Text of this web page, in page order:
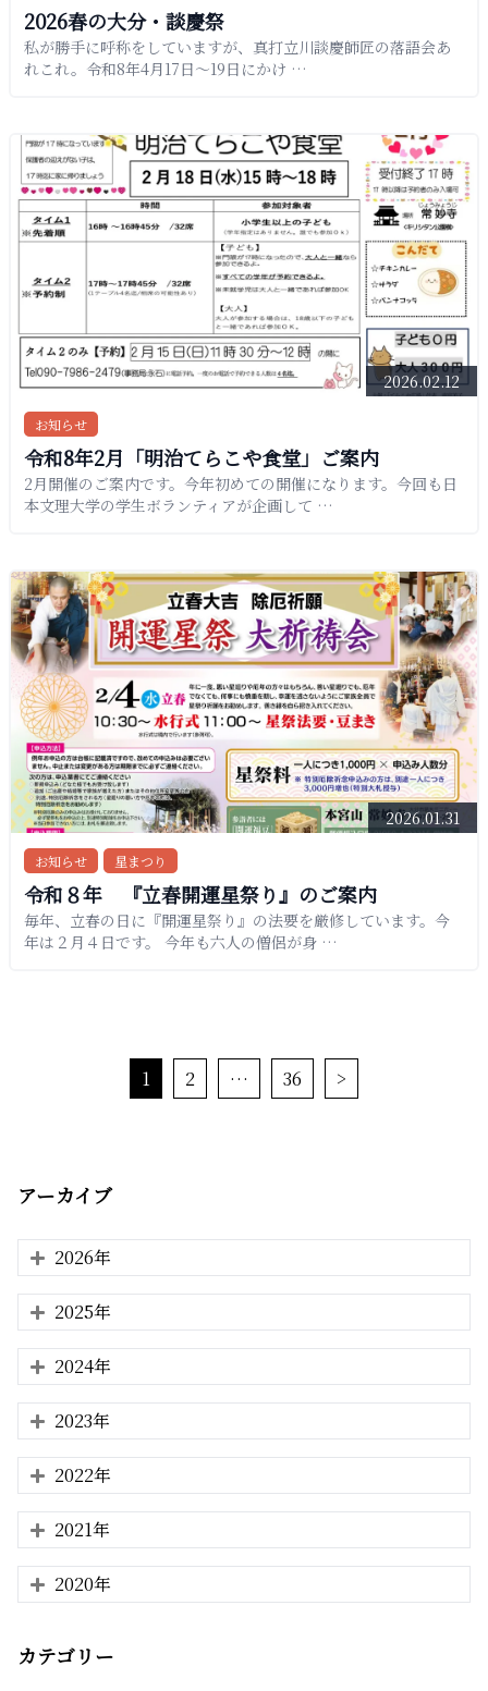
2026春の大分・談慶祭
私が勝手に呼称をしていますが、真打立川談慶師匠の落語会あ
れこれ。令和8年4月17日〜19日にかけ …
2026.02.12
お知らせ
令和8年2月「明治てらこや食堂」ご案内
2月開催のご案内です。今年初めての開催になります。今回も日
本文理大学の学生ボランティアが企画して …
2026.01.31
お知らせ 星まつり
令和８年 『立春開運星祭り』のご案内
毎年、立春の日に『開運星祭り』の法要を厳修しています。今
年は２月４日です。 今年も六人の僧侶が身 …
1 2 … 36 >
アーカイブ
2026年
2025年
2024年
2023年
2022年
2021年
2020年
カテゴリー